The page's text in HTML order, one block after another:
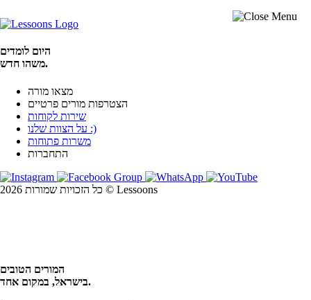
היום לומדים
משהו חדש.
מצאו מורה
הצטרפות מורים פרטיים
שירות לקוחות
על הצוות שלנו :)
משרות פתוחות
התחברות
כל הזכויות שמורות 2026 © Lessoons
המורים הטובים
בישראל, במקום אחד.